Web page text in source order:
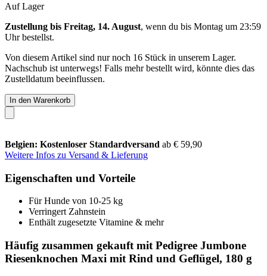
Auf Lager
Zustellung bis Freitag, 14. August, wenn du bis Montag um 23:59
Uhrbestellst.
Von diesem Artikel sind nur noch 16 Stück in unserem Lager.
Nachschub ist unterwegs! Falls mehr bestellt wird, könnte dies das
Zustelldatum beeinflussen.
In den Warenkorb
Belgien: Kostenloser Standardversand ab € 59,90
Weitere Infos zu Versand & Lieferung
Eigenschaften und Vorteile
Für Hunde von 10-25 kg
Verringert Zahnstein
Enthält zugesetzte Vitamine & mehr
Häufig zusammen gekauft mit Pedigree Jumbone
Riesenknochen Maxi mit Rind und Geflügel, 180 g